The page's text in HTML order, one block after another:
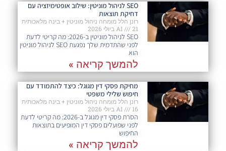
SEO לניהול מוניטין: שילוב אופטימיזציה עם
דחיקת תוצאות
רונן הלל מומחה ניהול מוניטין + בינה מלאכותית
AI
21 ביולי 2026
SEO לניהול מוניטין ב-2026: מה קריטי לדעת
לפני שהתדמית שלך נפגעת SEO לניהול מוניטין
הוא
להמשך קריאה »
מחיקת פסקי דין מגוגל: כיצד להתמודד עם
חיפוש שלילי משפטי
רונן הלל מומחה ניהול מוניטין + בינה מלאכותית
AI
16 ביולי 2026
הסרת פסקי דין מגוגל ב-2026: מה קריטי לדעת
לפני שפועלים פסקי דין המופיעים בתוצאות
החיפוש
להמשך קריאה »